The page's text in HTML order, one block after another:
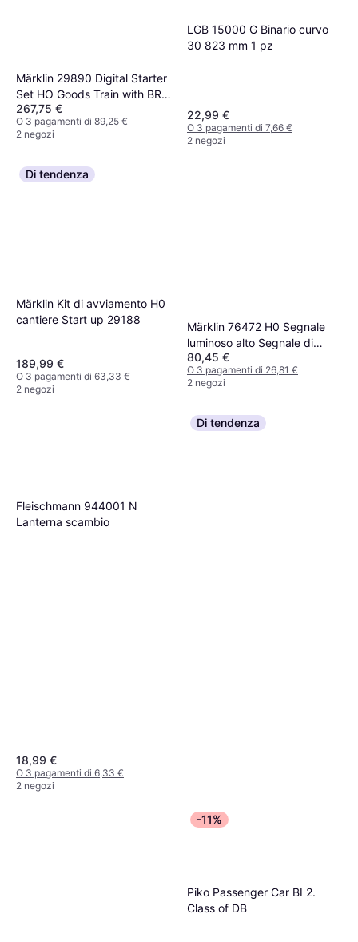
Märklin 29890 Digital Starter
Set HO Goods Train with BR
89.0
267,75 €
O 3 pagamenti di 89,25 €
2 negozi
LGB 15000 G Binario curvo
30 823 mm 1 pz
22,99 €
O 3 pagamenti di 7,66 €
2 negozi
Di tendenza
Märklin Kit di avviamento H0
cantiere Start up 29188
189,99 €
O 3 pagamenti di 63,33 €
2 negozi
Märklin 76472 H0 Segnale
luminoso alto Segnale di
blocco binario Modello
pronto, già assemblato DB
80,45 €
O 3 pagamenti di 26,81 €
2 negozi
Fleischmann 944001 N
Lanterna scambio
18,99 €
O 3 pagamenti di 6,33 €
2 negozi
Di tendenza
-11%
Piko Passenger Car BI 2.
Class of DB